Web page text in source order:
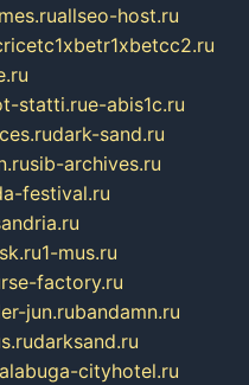
allseo-host.ru
statti.rue-abis1c.ru
dark-sand.ru
sib-archives.ru
festival.ru
1-mus.ru
factory.ru
jun.rubandamn.ru
darksand.ru
alabuga-cityhotel.ru